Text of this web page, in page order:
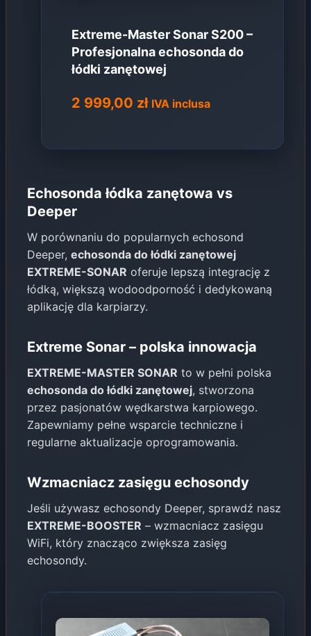
Extreme-Master Sonar S200 –
Profesjonalna echosonda do
łódki zanętowej
2 999,00 zł IVA inclusa
Echosonda łódka zanętowa vs
Deeper
W porównaniu do popularnych echosond
Deeper, echosonda do łódki zanętowej
EXTREME-SONAR oferuje lepszą integrację z
łódką, większą wodoodporność i dedykowaną
aplikację dla karpiarzy.
Extreme Sonar – polska innowacja
EXTREME-MASTER SONAR to w pełni polska
echosonda do łódki zanętowej, stworzona
przez pasjonatów wędkarstwa karpiowego.
Zapewniamy pełne wsparcie techniczne i
regularne aktualizacje oprogramowania.
Wzmacniacz zasięgu echosondy
Jeśli używasz echosondy Deeper, sprawdź nasz
EXTREME-BOOSTER – wzmacniacz zasięgu
WiFi, który znacząco zwiększa zasięg
echosondy.